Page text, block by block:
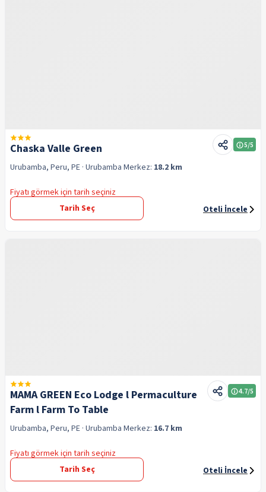
Chaska Valle Green 5/5
Urubamba, Peru, PE · Urubamba Merkez: 18.2 km
Fiyatı görmek için tarih seçiniz
Tarih Seç
Oteli İncele
MAMA GREEN Eco Lodge l Permaculture
Farm l Farm To Table
4.7/5
Urubamba, Peru, PE · Urubamba Merkez: 16.7 km
Fiyatı görmek için tarih seçiniz
Tarih Seç
Oteli İncele